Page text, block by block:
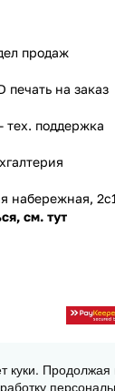
продаж
печать на заказ
тех. поддержка
набережная,
см. тут
-
куки.